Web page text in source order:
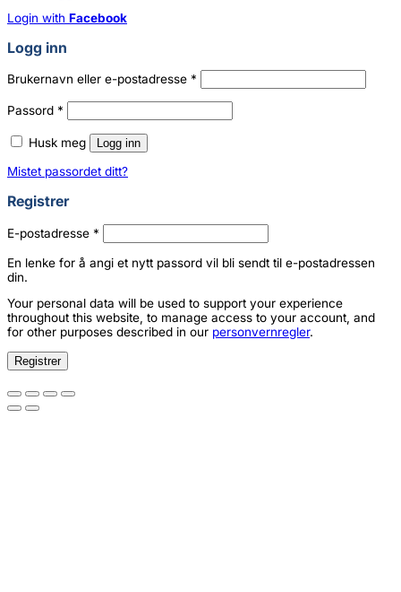
Login with Facebook
Logg inn
Brukernavn eller e-postadresse *
Passord *
Husk meg Logg inn
Mistet passordet ditt?
Registrer
E-postadresse *
En lenke for å angi et nytt passord vil bli sendt til e-postadressen
din.
Your personal data will be used to support your experience
throughout this website, to manage access to your account, and
for other purposes described in our personvernregler.
Registrer